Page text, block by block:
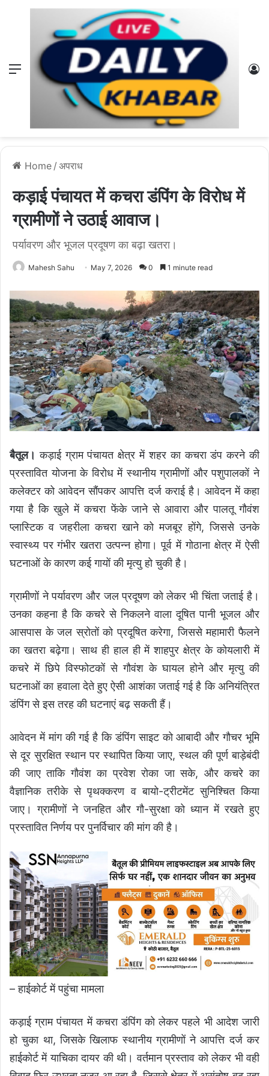
Menu
Home / अपराध
कड़ाई पंचायत में कचरा डंपिंग के विरोध में
ग्रामीणों ने उठाई आवाज।
पर्यावरण और भूजल प्रदूषण का बढ़ा खतरा।
Mahesh Sahu May 7, 2026 0 1 minute read
बैतूल। कड़ाई ग्राम पंचायत क्षेत्र में शहर का कचरा डंप करने की
प्रस्तावित योजना के विरोध में स्थानीय ग्रामीणों और पशुपालकों ने
कलेक्टर को आवेदन सौंपकर आपत्ति दर्ज कराई है। आवेदन में कहा
गया है कि खुले में कचरा फेंके जाने से आवारा और पालतू गौवंश
प्लास्टिक व जहरीला कचरा खाने को मजबूर होंगे, जिससे उनके
स्वास्थ्य पर गंभीर खतरा उत्पन्न होगा। पूर्व में गोठाना क्षेत्र में ऐसी
घटनाओं के कारण कई गायों की मृत्यु हो चुकी है।
ग्रामीणों ने पर्यावरण और जल प्रदूषण को लेकर भी चिंता जताई है।
उनका कहना है कि कचरे से निकलने वाला दूषित पानी भूजल और
आसपास के जल स्रोतों को प्रदूषित करेगा, जिससे महामारी फैलने
का खतरा बढ़ेगा। साथ ही हाल ही में शाहपुर क्षेत्र के कोयलारी में
कचरे में छिपे विस्फोटकों से गौवंश के घायल होने और मृत्यु की
घटनाओं का हवाला देते हुए ऐसी आशंका जताई गई है कि अनियंत्रित
डंपिंग से इस तरह की घटनाएं बढ़ सकती हैं।
आवेदन में मांग की गई है कि डंपिंग साइट को आबादी और गौचर भूमि
से दूर सुरक्षित स्थान पर स्थापित किया जाए, स्थल की पूर्ण बाड़ेबंदी
की जाए ताकि गौवंश का प्रवेश रोका जा सके, और कचरे का
वैज्ञानिक तरीके से पृथक्करण व बायो-ट्रीटमेंट सुनिश्चित किया
जाए। ग्रामीणों ने जनहित और गौ-सुरक्षा को ध्यान में रखते हुए
प्रस्तावित निर्णय पर पुनर्विचार की मांग की है।
– हाईकोर्ट में पहुंचा मामला
कड़ाई ग्राम पंचायत में कचरा डंपिंग को लेकर पहले भी आदेश जारी
हो चुका था, जिसके खिलाफ स्थानीय ग्रामीणों ने आपत्ति दर्ज कर
हाईकोर्ट में याचिका दायर की थी। वर्तमान प्रस्ताव को लेकर भी वही